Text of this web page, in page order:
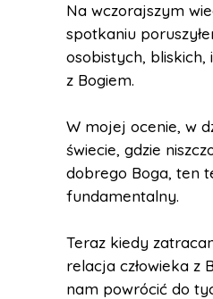
Na wczorajszym
spotkaniu
osobistych,
z Bogiem.
W mojej ocenie, w
świecie, gdzie
dobrego Boga, ten
fundamentalny.
Teraz kiedy
relacja człowieka z
nam powrócić do